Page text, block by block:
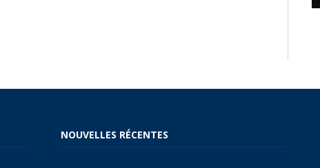
NOUVELLES RÉCENTES